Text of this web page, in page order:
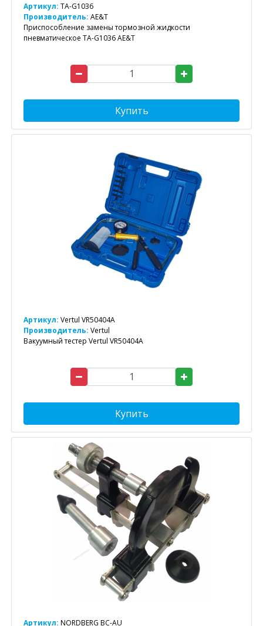
Артикул: TA-G1036
Производитель: AE&T
Приспособление замены тормозной жидкости
пневматическое TA-G1036 AE&T
Купить
Артикул: Vertul VR50404A
Производитель: Vertul
Вакуумный тестер Vertul VR50404A
Купить
Артикул: NORDBERG BC-AU